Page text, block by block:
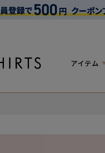
アイテム